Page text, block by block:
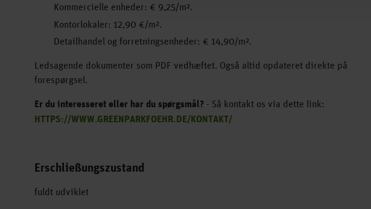
Kommercielle enheder: € 9,25/m².
Kontorlokaler: 12,90 €/m².
Detailhandel og forretningsenheder: € 14,90/m².
Ledsagende dokumenter som PDF vedhæftet. Også altid opdateret direkte på
forespørgsel.
Er du interesseret eller har du spørgsmål? - Så kontakt os via dette link:
HTTPS://WWW.GREENPARKFOEHR.DE/KONTAKT/
Erschließungszustand
fuldt udviklet